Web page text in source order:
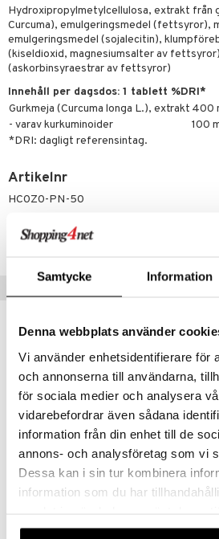
Samtycke Information
Denna webbplats använder
Vi använder enhetsidentifierare för
och annonserna till användarna,
för sociala medier och analysera
vidarebefordrar även sådana
information från din enhet till de
annons- och analysföretag som vi
Dessa kan i sin tur kombinera
information som du har
våra cookies vid fortsatt
Hydroxipropylmetylcellulosa, extrakt från
Curcuma), emulgeringsmedel (fettsyror),
emulgeringsmedel (sojalecitin),
(kiseldioxid, magnesiumsalter av
(askorbinsyraestrar av fettsyror)
Innehåll per dagsdos: 1 tablett %DRI*
Gurkmeja (Curcuma longa L.), extrakt 400
- varav kurkuminoider
100
*DRI: dagligt referensintag.
Artikelnr
HC0Z0-PN-50
Lägsta pris senaste 30 dagarna: 233 kr
Finns i flera varianter
O3
oljor
utan sol